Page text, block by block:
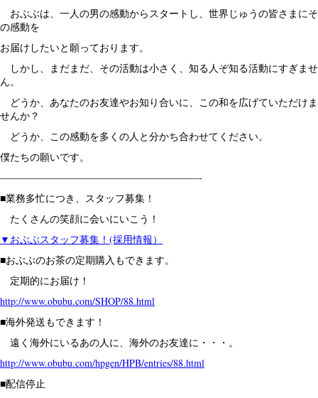
おぶぶは、一人の男の感動からスタートし、世界じゅうの皆さまにそ
の感動を
お届けしたいと願っております。
しかし、まだまだ、その活動は小さく、知る人ぞ知る活動にすぎませ
ん。
どうか、あなたのお友達やお知り合いに、この和を広げていただけま
せんか？
どうか、この感動を多くの人と分かち合わせてください。
僕たちの願いです。
————————————————————-
■業務多忙につき、スタッフ募集！
たくさんの笑顔に会いにいこう！
▼おぶぶスタッフ募集！(採用情報）
■おぶぶのお茶の定期購入もできます。
定期的にお届け！
http://www.obubu.com/SHOP/88.html
■海外発送もできます！
遠く海外にいるあの人に、海外のお友達に・・・。
http://www.obubu.com/hpgen/HPB/entries/88.html
■配信停止